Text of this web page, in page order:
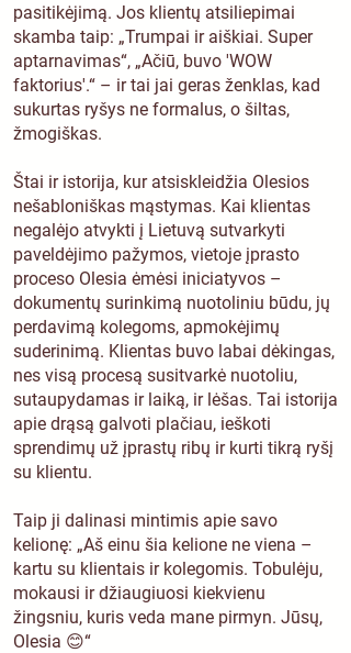
pasitikėjimą. Jos klientų atsiliepimai
skamba taip: „Trumpai ir aiškiai. Super
aptarnavimas“, „Ačiū, buvo 'WOW
faktorius'.“ – ir tai jai geras ženklas, kad
sukurtas ryšys ne formalus, o šiltas,
žmogiškas.
Štai ir istorija, kur atsiskleidžia Olesios
nešabloniškas mąstymas. Kai klientas
negalėjo atvykti į Lietuvą sutvarkyti
paveldėjimo pažymos, vietoje įprasto
proceso Olesia ėmėsi iniciatyvos –
dokumentų surinkimą nuotoliniu būdu, jų
perdavimą kolegoms, apmokėjimų
suderinimą. Klientas buvo labai dėkingas,
nes visą procesą susitvarkė nuotoliu,
sutaupydamas ir laiką, ir lėšas. Tai istorija
apie drąsą galvoti plačiau, ieškoti
sprendimų už įprastų ribų ir kurti tikrą ryšį
su klientu.
Taip ji dalinasi mintimis apie savo
kelionę: „Aš einu šia kelione ne viena –
kartu su klientais ir kolegomis. Tobulėju,
mokausi ir džiaugiuosi kiekvienu
žingsniu, kuris veda mane pirmyn. Jūsų,
Olesia 😊“